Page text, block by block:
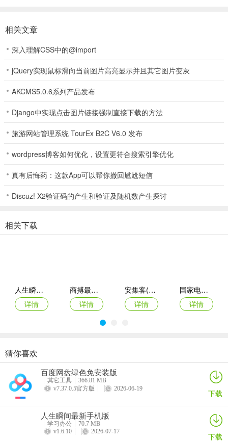
1、炜晔科技为员工提供多模块学习等支持，构建全面知识库，助力提
升专业能力与工作效率。
期稳定运行。
3、具备实时用电监控功能，可查看用电数据，还有智能安全防护系
统，全方位守护家庭用电安全。
炜晔科技有限公司
时用电监控功能，通过移动网络或Wi-Fi连接智能电保护器，让你随时
护系统自动监测过载、短路、漏电等隐患，发现异常立即推送报警通
服务，统计每日及月度用电量情况，生成能耗报告并给出节能建议，
降低电费开销。软件特色丰富，可通过App远程监测与控制用电设
客户服务质量。软件点评也不错，具备配件与耗材管理能力，整合多
种反馈途径，疑难工单处理及时。有了它，用电更安心、省心、省
钱！
炜晔科技怎么样？
实时用电监控功能，借助移动网络或Wi-Fi与智能电保护器相连，可实
时查看电压、电流、功率等用电数据，让用电状况清晰明了。
智能安全防护系统能够自动监测过载、短路、漏电等用电安全隐患，
一旦发现异常会立即推送报警通知，同时支持远程切断电源功能，全
相关文章
深入理解CSS中的@import
jQuery实现鼠标滑向当前图片高亮显示并且其它图片变灰
AKCMS5.0.6系列产品发布
Django中实现点击图片链接强制直接下载的方法
旅游网站管理系统 TourEx B2C V6.0 发布
wordpress博客如何优化，设置更符合搜索引擎优化
真有后悔药：这款App可以帮你撤回尴尬短信
Discuz! X2验证码的产生和验证及随机数产生探讨
相关下载
人生瞬间最新手机版
详情
商搏最新手机版
详情
安集客(服务工单管理)
详情
国家电投网络学院app
详情
步步都能记(创作效率工具)
详情
西藏公务出行app
详情
准橙三力(老年三力测试软件)
绿联私有云官方版
猜你喜欢
百度网盘绿色免安装版
其它工具
366.81 MB
v7.37.0.5官方版
2026-06-19 下载
人生瞬间最新手机版
学习办公
70.7 MB
v1.6.10
2026-07-17 下载